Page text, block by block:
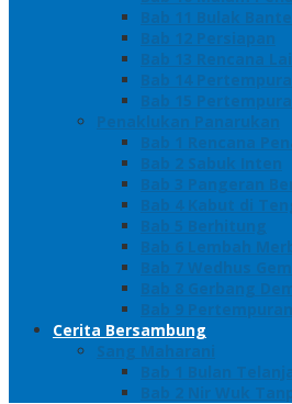
Bab 11 Bulak
Bab 12 Persiapan
Bab 13 Rencana
Bab 14
Bab 15
Penaklukan Panarukan
Bab 1 Rencana
Bab 2 Sabuk Inten
Bab 3 Pangeran
Bab 4 Kabut di
Bab 5 Berhitung
Bab 6 Lembah
Bab 7 Wedhus
Bab 8 Gerbang
Bab 9
Cerita Bersambung
Sang Maharani
Bab 1 Bulan
Bab 2 Nir Wuk